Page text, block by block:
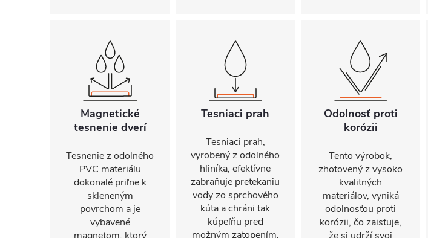
Magnetické
tesnenie dverí
Tesnenie z odolného
PVC materiálu
dokonalé priľne k
skleneným
povrchom a je
vybavené
Tesniaci prah
Tesniaci prah,
vyrobený z odolného
hliníka, efektívne
zabraňuje pretekaniu
vody zo sprchového
kúta a chráni tak
kúpeľňu pred
možným zatopením.
Odolnosť proti
korózii
Tento výrobok,
zhotovený z vysoko
kvalitných
materiálov, vyniká
odolnosťou proti
korózii, čo zaisťuje,